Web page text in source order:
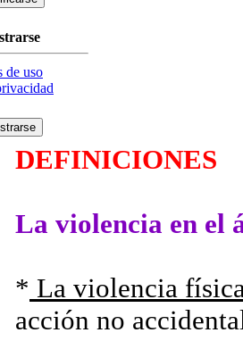
de uso
DEFINICIONES
La violencia en el
* La violencia
acción no